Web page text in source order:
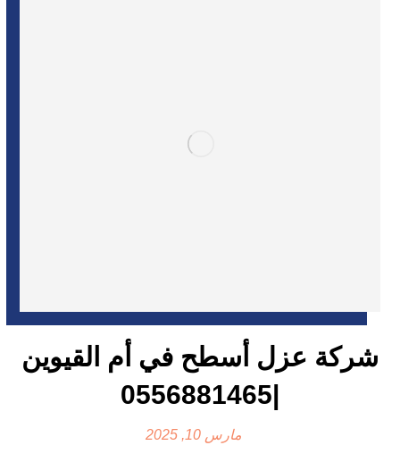
شركة عزل أسطح في أم القيوين
|0556881465
مارس 10, 2025